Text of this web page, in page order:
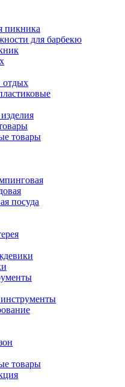
пикника
для барбекю
товары
посуда
товары